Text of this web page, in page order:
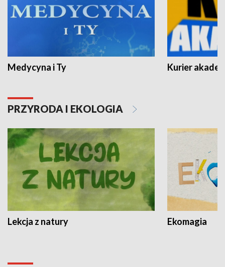
Medycyna i Ty Kurier
PRZYRODA I EKOLOGIA
Lekcja z natury Ekomagia